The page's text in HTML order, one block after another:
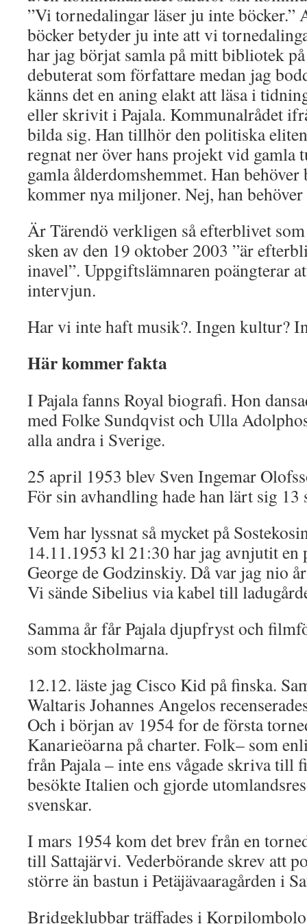
”Vi tornedalingar läser ju inte böcker.”
böcker betyder ju inte att vi
har jag börjat samla på mitt bibliotek
debuterat som författare medan jag
känns det en aning elakt att läsa i
eller skrivit i Pajala. Kommunalrådet
bilda sig. Han tillhör den politiska
regnat ner över hans projekt vid
gamla ålderdomshemmet. Han
kommer nya miljoner. Nej, han behöver
Är Tärendö verkligen så efterblivet
sken av den 19 oktober 2003 ”är
inavel”. Uppgiftslämnaren poängterar
intervjun.
Har vi inte haft musik?. Ingen kultur?
Här kommer fakta
I Pajala fanns Royal biografi. Hon
med Folke Sundqvist och Ulla
alla andra i Sverige.
25 april 1953 blev Sven Ingemar
För sin avhandling hade han lärt sig 13
Vem har lyssnat så mycket på
14.11.1953 kl 21:30 har jag avnjutit en
George de Godzinskiy. Då var jag nio
Vi sände Sibelius via kabel till
Samma år får Pajala djupfryst och
som stockholmarna.
12.12. läste jag Cisco Kid på finska.
Waltaris Johannes Angelos
Och i början av 1954 for de första
Kanarieöarna på charter. Folk– som
från Pajala – inte ens vågade skriva till
besökte Italien och gjorde
svenskar.
I mars 1954 kom det brev från en
till Sattajärvi. Vederbörande skrev att
större än bastun i Petäjävaaragården i
Bridgeklubbar träffades i Korpilombolo